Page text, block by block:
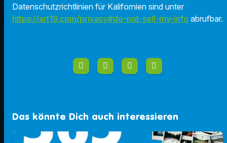
Datenschutzrichtlinien für Kalifornien sind unter
https://art19.com/privacy#do-not-sell-my-info abrufbar.
Das könnte Dich auch interessieren